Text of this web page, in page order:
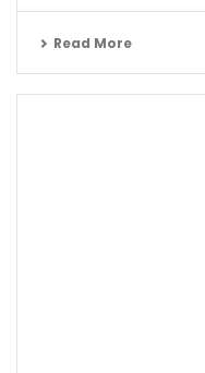
Read More